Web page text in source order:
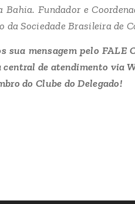
Bahia. Fundador e
da Sociedade Brasileira
sua mensagem pelo FALE
de atendimento via
do Clube do Delegado!